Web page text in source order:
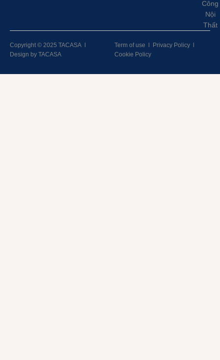
Công
Nội
Thất
Copyright © 2025 TACASA l
Design by TACASA
Term of use l Privacy Policy l
Cookie Policy